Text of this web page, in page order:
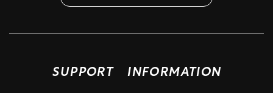
SUPPORT INFORMATION